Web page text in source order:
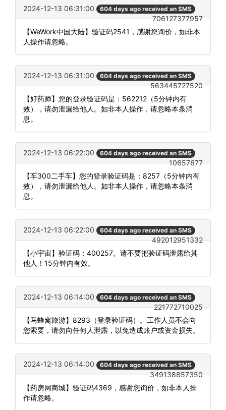
2024-12-13 06:31:00 604 days ago received an SMS
706127377957
【WeWork中国大陆】验证码2541，感谢您询价，如非本
人操作请忽略。
2024-12-13 06:31:00 604 days ago received an SMS
563445727520
【好药师】您的登录验证码是：562212（5分钟内有
效），请勿泄漏给他人。如非本人操作，请忽略本条消
息。
2024-12-13 06:22:00 604 days ago received an SMS
10657677
【车300二手车】您的登录验证码是：8257（5分钟内有
效），请勿泄漏给他人。如非本人操作，请忽略本条消
息。
2024-12-13 06:22:00 604 days ago received an SMS
492012951332
【小宇宙】验证码：400257。请不要把验证码泄露给其
他人！15分钟内有效。
2024-12-13 06:14:00 604 days ago received an SMS
221772710025
【马蜂窝旅游】8293（登录验证码）。工作人员不会向
您索要，请勿向任何人泄露，以免造成账户或资金损失。
2024-12-13 06:14:00 604 days ago received an SMS
349138857350
【药房网商城】验证码4369，感谢您询价，如非本人操
作请忽略。